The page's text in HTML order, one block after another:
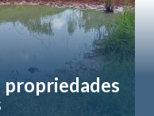
propriedades